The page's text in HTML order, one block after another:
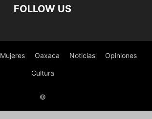
FOLLOW US
Mujeres Oaxaca Noticias Opiniones
Cultura
©